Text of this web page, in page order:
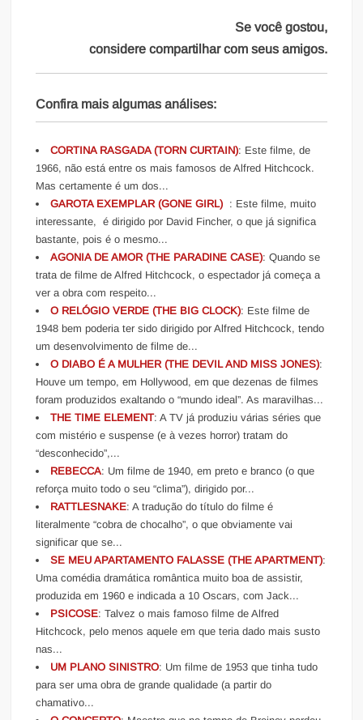
Se você gostou,
considere compartilhar com seus amigos.
Confira mais algumas análises:
CORTINA RASGADA (TORN CURTAIN): Este filme, de
1966, não está entre os mais famosos de Alfred Hitchcock.
Mas certamente é um dos...
GAROTA EXEMPLAR (GONE GIRL) : Este filme, muito
interessante, é dirigido por David Fincher, o que já significa
bastante, pois é o mesmo...
AGONIA DE AMOR (THE PARADINE CASE): Quando se
trata de filme de Alfred Hitchcock, o espectador já começa a
ver a obra com respeito...
O RELÓGIO VERDE (THE BIG CLOCK): Este filme de
1948 bem poderia ter sido dirigido por Alfred Hitchcock, tendo
um desenvolvimento de filme de...
O DIABO É A MULHER (THE DEVIL AND MISS JONES):
Houve um tempo, em Hollywood, em que dezenas de filmes
foram produzidos exaltando o “mundo ideal”. As maravilhas...
THE TIME ELEMENT: A TV já produziu várias séries que
com mistério e suspense (e à vezes horror) tratam do
“desconhecido”,...
REBECCA: Um filme de 1940, em preto e branco (o que
reforça muito todo o seu “clima”), dirigido por...
RATTLESNAKE: A tradução do título do filme é
literalmente “cobra de chocalho”, o que obviamente vai
significar que se...
SE MEU APARTAMENTO FALASSE (THE APARTMENT):
Uma comédia dramática romântica muito boa de assistir,
produzida em 1960 e indicada a 10 Oscars, com Jack...
PSICOSE: Talvez o mais famoso filme de Alfred
Hitchcock, pelo menos aquele em que teria dado mais susto
nas...
UM PLANO SINISTRO: Um filme de 1953 que tinha tudo
para ser uma obra de grande qualidade (a partir do
chamativo...